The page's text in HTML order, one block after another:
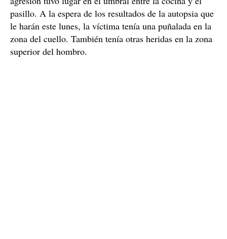
pasillo. A la espera de los resultados de la autopsia que
le harán este lunes, la víctima tenía una puñalada en la
zona del cuello. También tenía otras heridas en la zona
superior del hombro.